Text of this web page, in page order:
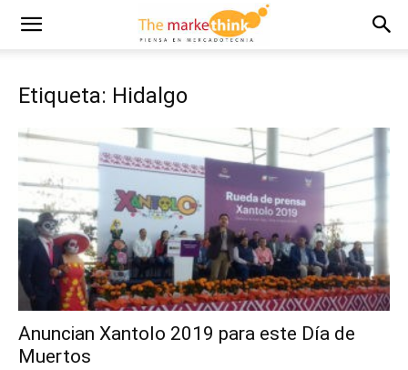
Etiqueta: Hidalgo
Anuncian Xantolo 2019 para este Día de
Muertos